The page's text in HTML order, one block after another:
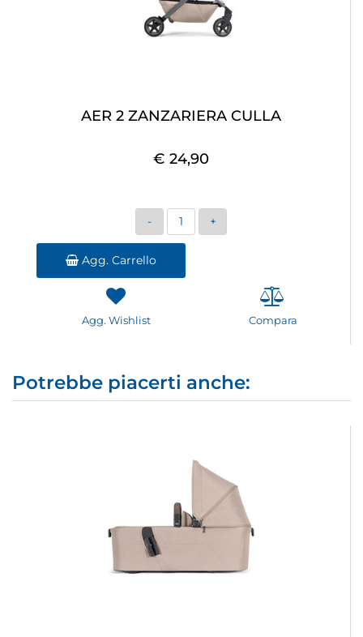
AER 2 ZANZARIERA CULLA
€ 24,90
Quantità
Agg. Carrello
Agg. Wishlist Compara
Potrebbe piacerti anche: